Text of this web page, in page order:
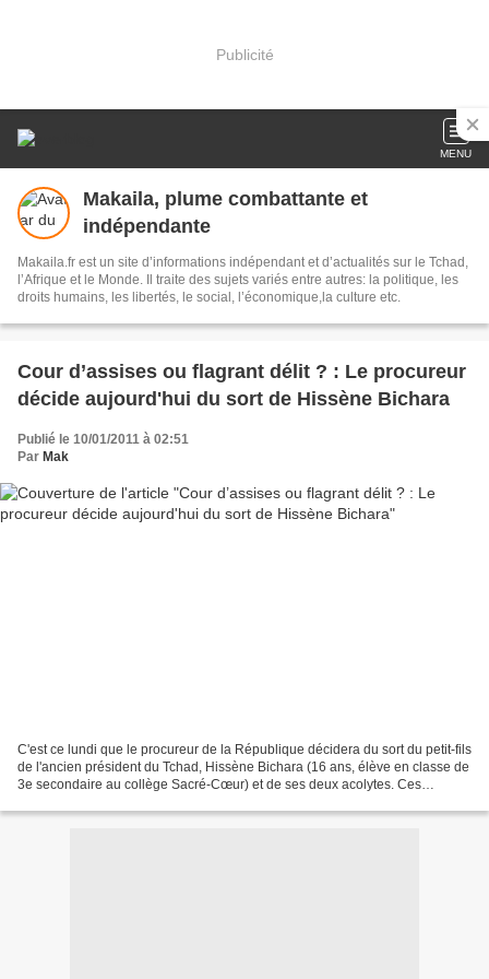
Publicité
MENU
Makaila, plume combattante et
indépendante
Makaila.fr est un site d’informations indépendant et d’actualités sur le Tchad,
l’Afrique et le Monde. Il traite des sujets variés entre autres: la politique, les
droits humains, les libertés, le social, l’économique,la culture etc.
Cour d’assises ou flagrant délit ? : Le procureur
décide aujourd'hui du sort de Hissène Bichara
Publié le 10/01/2011 à 02:51
Par Mak
C'est ce lundi que le procureur de la République décidera du sort du petit-fils
de l'ancien président du Tchad, Hissène Bichara (16 ans, élève en classe de
3e secondaire au collège Sacré-Cœur) et de ses deux acolytes. Ces